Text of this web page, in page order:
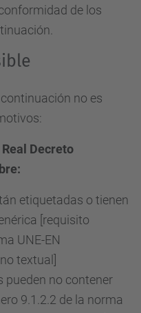
de los
no es
Decreto
etiquetadas o tienen
[requisito
UNE-EN
textual]
pueden no contener
9.1.2.2 de la norma